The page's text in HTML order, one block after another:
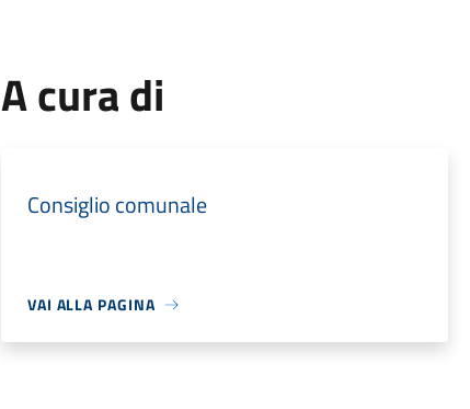
A cura di
Consiglio comunale
VAI ALLA PAGINA